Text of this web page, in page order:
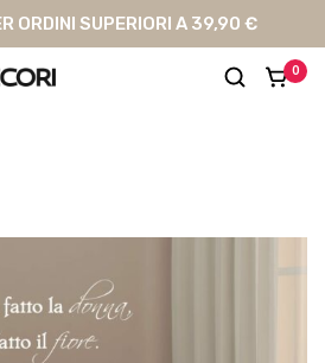
ORDINI SUPERIORI A 39,90 €
0